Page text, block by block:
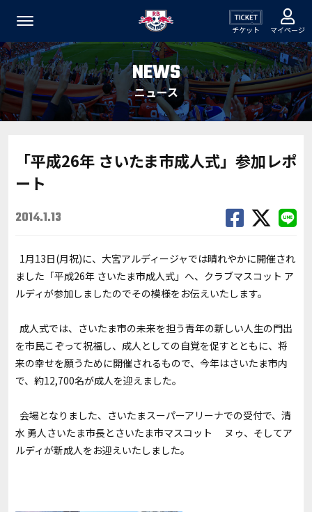
チケット マイページ
NEWS
ニュース
「平成26年 さいたま市成人式」参加レポ
ート
2014.1.13
1月13日(月祝)に、大宮アルディージャでは晴れやかに開催され
ました「平成26年 さいたま市成人式」へ、クラブマスコット ア
ルディが参加しましたのでその模様をお伝えいたします。
成人式では、さいたま市の未来を担う青年の新しい人生の門出
を市民こぞって祝福し、成人としての自覚を促すとともに、将
来の幸せを願うために開催されるもので、今年はさいたま市内
で、約12,700名が成人を迎えました。
会場となりました、さいたまスーパーアリーナでの受付で、清
水 勇人さいたま市長とさいたま市マスコット ヌゥ、そしてア
ルディが新成人をお迎えいたしました。